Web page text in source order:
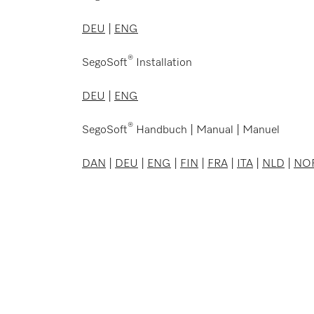
DEU ENG
SegoSoft® Installation
DEU ENG
SegoSoft® Handbuch | Manual | Manuel
DAN DEU ENG FIN FRA ITA NLD